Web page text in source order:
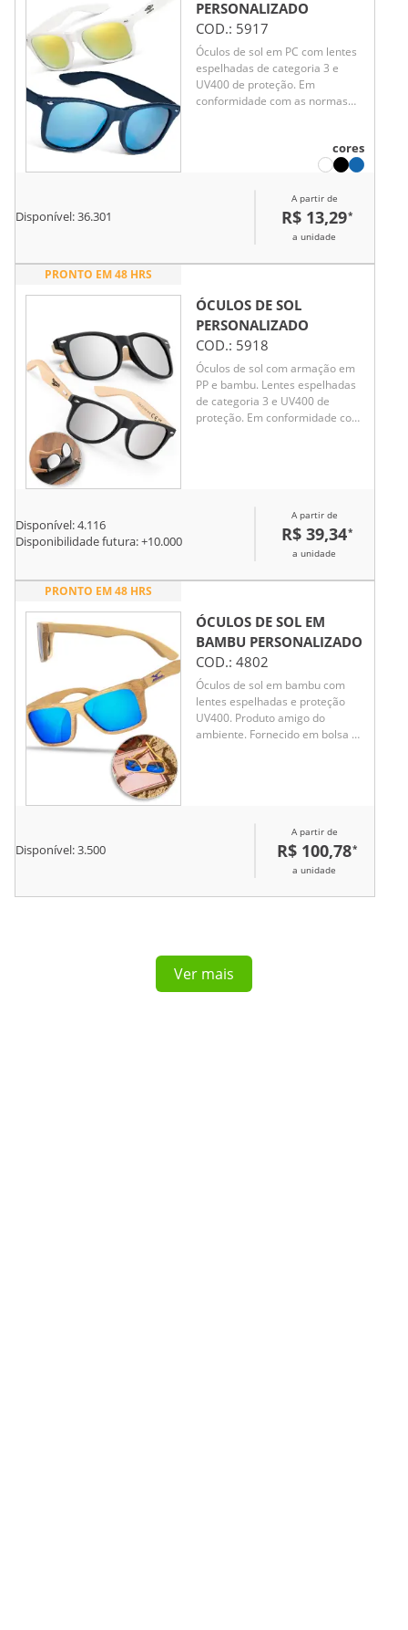
PERSONALIZADO
COD.: 5917
Óculos de sol em PC com lentes
espelhadas de categoria 3 e
UV400 de proteção. Em
conformidade com as normas
cores
Disponível:36.301
A partir de
R$ 13,29*
a unidade
PRONTO EM 48 HRS
ÓCULOS DE SOL
PERSONALIZADO
COD.: 5918
Óculos de sol com armação em
PP e bambu. Lentes espelhadas
de categoria 3 e UV400 de
proteção. Em conformidade com
Disponível:4.116
Disponibilidade futura: +10.000
A partir de
R$ 39,34*
a unidade
PRONTO EM 48 HRS
ÓCULOS DE SOL EM
BAMBU PERSONALIZADO
COD.: 4802
Óculos de sol em bambu com
lentes espelhadas e proteção
UV400. Produto amigo do
ambiente. Fornecido em bolsa de
Disponível:3.500
A partir de
R$ 100,78*
a unidade
Ver mais